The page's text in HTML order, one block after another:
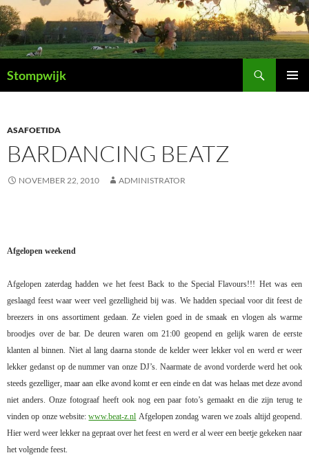
Ga
naar
de
inhoud
Stompwijk
ASAFOETIDA
BARDANCING BEATZ
NOVEMBER 22, 2010 ADMINISTRATOR
Afgelopen weekend
Afgelopen zaterdag hadden we het feest Back to the Special Flavours!!! Het was een
geslaagd feest waar weer veel gezelligheid bij was. We hadden speciaal voor dit feest de
breezers in ons assortiment gedaan. Ze vielen goed in de smaak en vlogen als warme
broodjes over de bar. De deuren waren om 21:00 geopend en gelijk waren de eerste
klanten al binnen. Niet al lang daarna stonde de kelder weer lekker vol en werd er weer
lekker gedanst op de nummer van onze DJ’s. Naarmate de avond vorderde werd het ook
steeds gezelliger, maar aan elkeavond komt er een einde en dat was helaas met deze avond
niet anders. Onze fotograaf heeft ook nog een paar foto’s gemaakt en die zijn terug te
vinden op onze website:www.beat-z.nl Afgelopen zondag waren we zoals altijd geopend.
Hier werd weer lekker na gepraat over het feest en werd er al weer een beetje gekeken naar
het volgende feest.